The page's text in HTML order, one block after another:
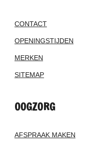
CONTACT
OPENINGSTIJDEN
MERKEN
SITEMAP
OOGZORG
AFSPRAAK MAKEN